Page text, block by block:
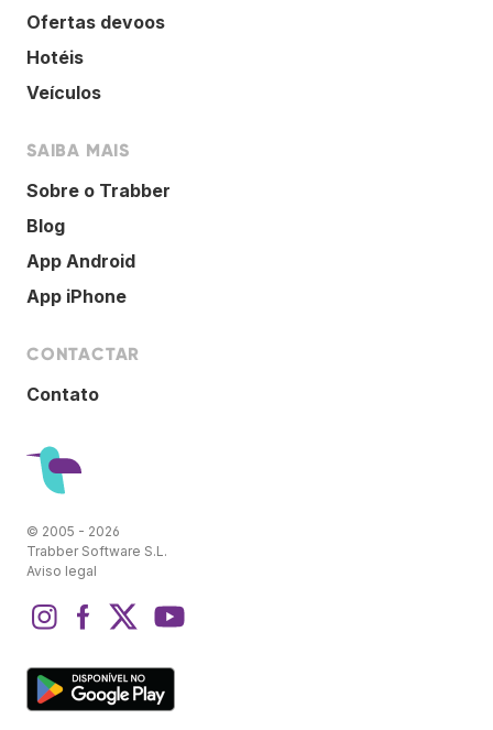
Ofertas devoos
Hotéis
Veículos
SAIBA MAIS
Sobre o Trabber
Blog
App Android
App iPhone
CONTACTAR
Contato
© 2005 - 2026
Trabber Software S.L.
Aviso legal